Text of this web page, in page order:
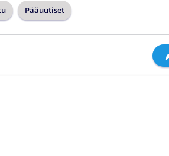
Pääuutiset